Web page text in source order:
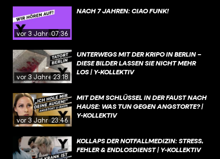
vor 3 Jahren07:36
NACH 7 JAHREN: CIAO FUNK!
vor 3 Jahren23:18
UNTERWEGS MIT DER KRIPO IN BERLIN –
DIESE BILDER LASSEN SIE NICHT MEHR
LOS | Y-KOLLEKTIV
vor 3 Jahren23:46
MIT DEM SCHLÜSSEL IN DER FAUST NACH
HAUSE: WAS TUN GEGEN ANGSTORTE? |
Y-KOLLEKTIV
KOLLAPS DER NOTFALLMEDIZIN: STRESS,
FEHLER & ENDLOSDIENST | Y-KOLLEKTIV